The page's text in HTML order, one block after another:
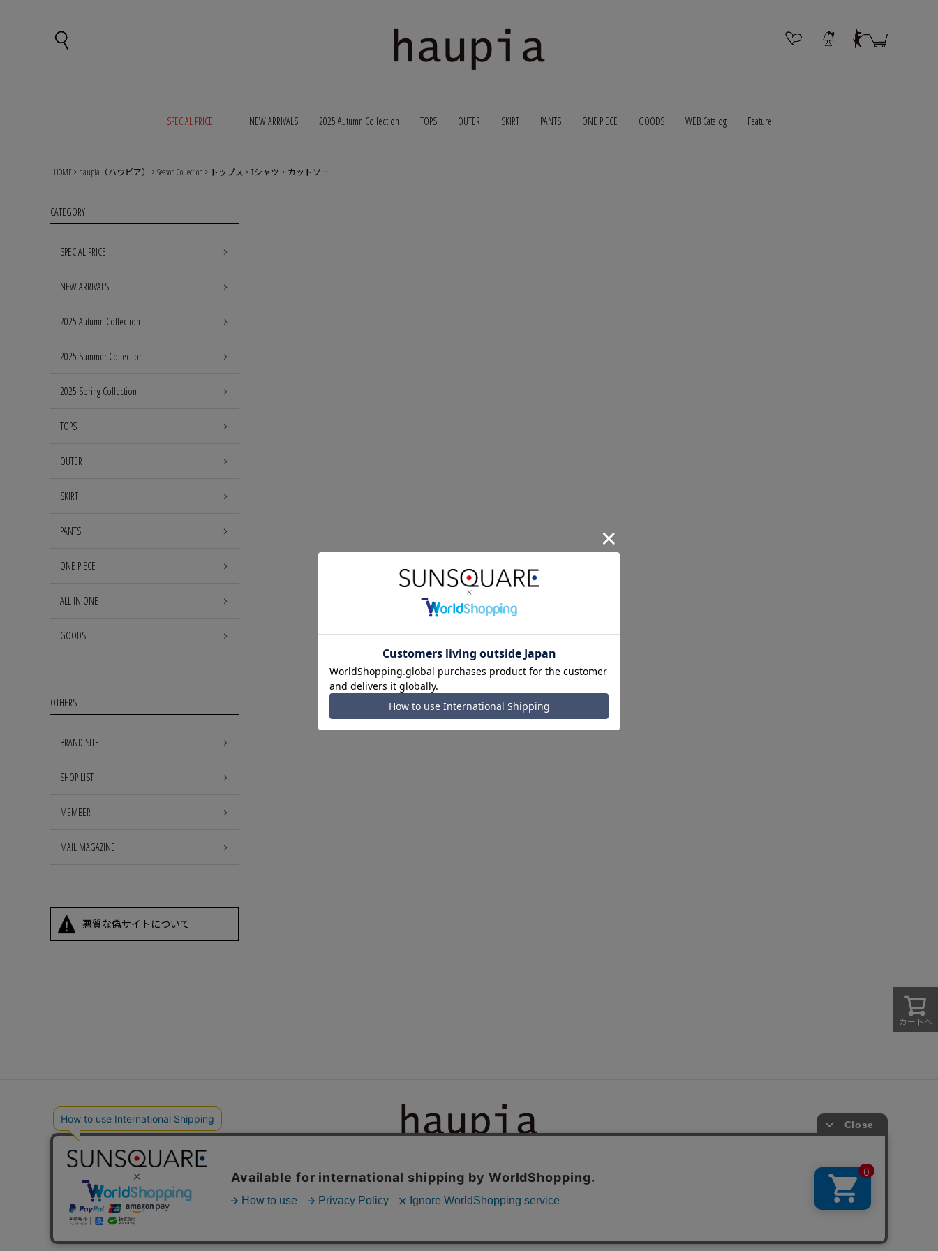
SPECIAL PRICE NEW ARRIVALS 2025 Autumn Collection TOPS OUTER SKIRT PANTS ONE PIECE GOODS WEB Catalog Feature
HOME haupia（ハウピア） Season Collection トップス Tシャツ・カットソー
CATEGORY
SPECIAL PRICE
NEW ARRIVALS
2025 Autumn Collection
2025 Summer Collection
2025 Spring Collection
TOPS
OUTER
SKIRT
PANTS
ONE PIECE
ALL IN ONE
GOODS
OTHERS
BRAND SITE
SHOP LIST
MEMBER
MAIL MAGAZINE
悪質な偽サイトについて
カートへ
ブランドサイト ご利用ガイド メールマガジン登録 サイズについて よくある質問 洋服のお手入れ方法
特定商法取引法
プライバシーポリシー
会社概要 お問い合わせ ログイン